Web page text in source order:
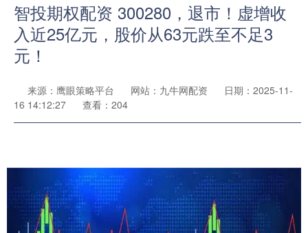
智投期权配资 300280，退市！虚增收
入近25亿元，股价从63元跌至不足3
元！
来源：鹰眼策略平台 网站：九牛网配资
日期：2025-11-
16 14:12:27
查看：204